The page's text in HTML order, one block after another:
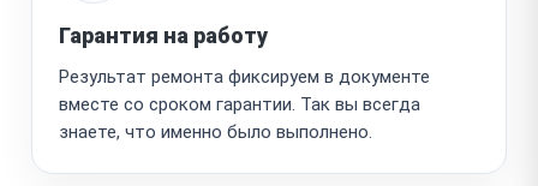
Гарантия на работу
Результат ремонта фиксируем в документе
вместе со сроком гарантии. Так вы всегда
знаете, что именно было выполнено.